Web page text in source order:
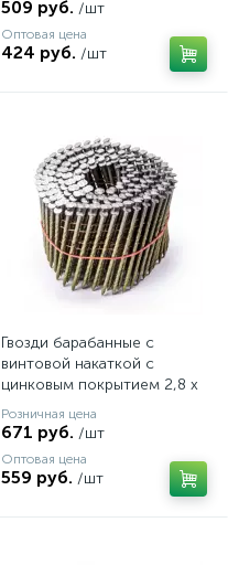
509 руб. /шт
Оптовая цена
424 руб. /шт
Гвозди барабанные с
винтовой накаткой с
цинковым покрытием 2,8 х
80 мм 250 шт. AERO
Розничная цена
671 руб. /шт
Оптовая цена
559 руб. /шт